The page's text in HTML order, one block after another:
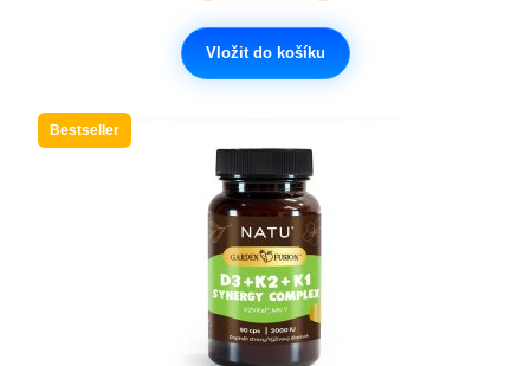
Vložit do košíku
Bestseller